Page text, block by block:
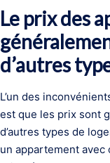
Le prix des
d’autres
L’un des
est que les prix sont
d’autres types de
un appartement avec